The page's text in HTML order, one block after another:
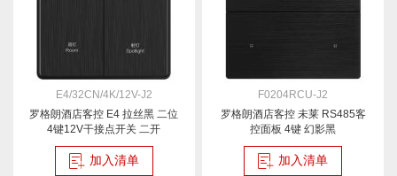
E4/32CN/4K/12V-J2
罗格朗酒店客控 E4 拉丝黑 二位
4键12V干接点开关 二开
加入清单
F0204RCU-J2
罗格朗酒店客控 未莱 RS485客
控面板 4键 幻影黑
加入清单